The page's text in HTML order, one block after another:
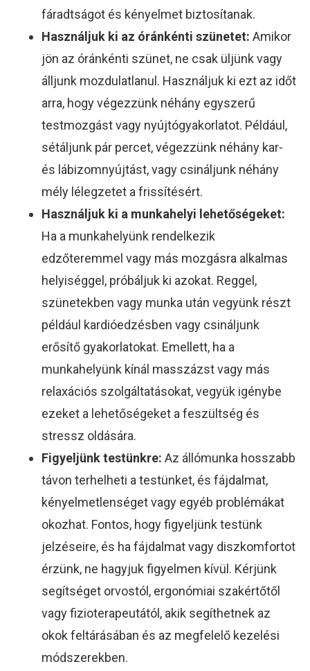
fáradtságot és kényelmet biztosítanak.
Használjuk ki az óránkénti szünetet: Amikor
jön az óránkénti szünet, ne csak üljünk vagy
álljunk mozdulatlanul. Használjuk ki ezt az időt
arra, hogy végezzünk néhány egyszerű
testmozgást vagy nyújtógyakorlatot. Például,
sétáljunk pár percet, végezzünk néhány kar-
és lábizomnyújtást, vagy csináljunk néhány
mély lélegzetet a frissítésért.
Használjuk ki a munkahelyi lehetőségeket:
Ha a munkahelyünk rendelkezik
edzőteremmel vagy más mozgásra alkalmas
helyiséggel, próbáljuk ki azokat. Reggel,
szünetekben vagy munka után vegyünk részt
például kardióedzésben vagy csináljunk
erősítő gyakorlatokat. Emellett, ha a
munkahelyünk kínál masszázst vagy más
relaxációs szolgáltatásokat, vegyük igénybe
ezeket a lehetőségeket a feszültség és
stressz oldására.
Figyeljünk testünkre: Az állómunka hosszabb
távon terhelheti a testünket, és fájdalmat,
kényelmetlenséget vagy egyéb problémákat
okozhat. Fontos, hogy figyeljünk testünk
jelzéseire, és ha fájdalmat vagy diszkomfortot
érzünk, ne hagyjuk figyelmen kívül. Kérjünk
segítséget orvostól, ergonómiai szakértőtől
vagy fizioterapeutától, akik segíthetnek az
okok feltárásában és az megfelelő kezelési
módszerekben.